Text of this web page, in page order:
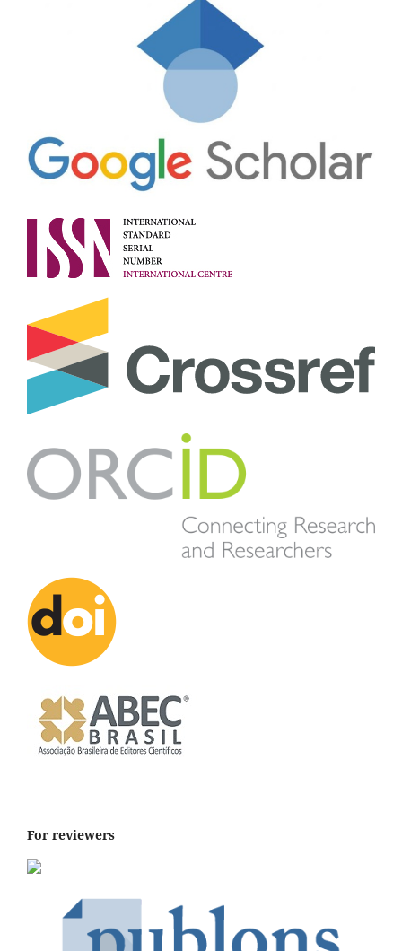
For reviewers